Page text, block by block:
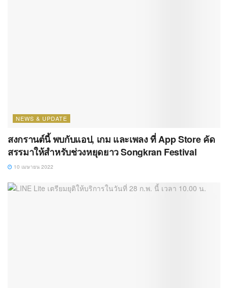
NEWS & UPDATE
สงกรานต์นี้ พบกับแอป, เกม และเพลง ที่ App Store คัด
สรรมาให้สำหรับช่วงหยุดยาว Songkran Festival
10 เมษายน 2022